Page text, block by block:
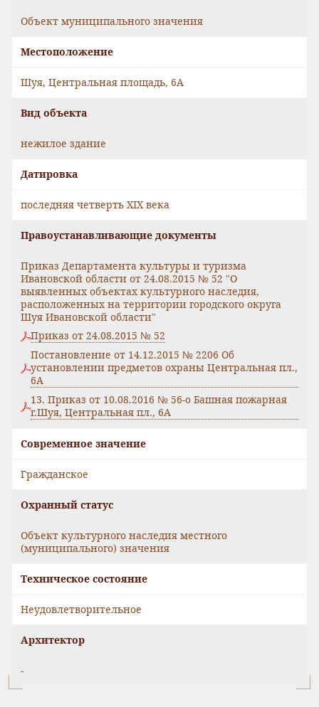
Объект муниципального значения
Местоположение
Шуя, Центральная площадь, 6А
Вид объекта
нежилое здание
Датировка
последняя четверть XIX века
Правоустанавливающие документы
Приказ Департамента культуры и туризма
Ивановской области от 24.08.2015 № 52 "О
выявленных объектах культурного наследия,
расположенных на территории городского округа
Шуя Ивановской области"
Приказ от 24.08.2015 № 52
Постановление от 14.12.2015 № 2206 Об
установлении предметов охраны Центральная пл.,
6А
13. Приказ от 10.08.2016 № 56-о Башная пожарная
г.Шуя, Центральная пл., 6А
Современное значение
Гражданское
Охранный статус
Объект культурного наследия местного
(муниципального) значения
Техническое состояние
Неудовлетворительное
Архитектор
-